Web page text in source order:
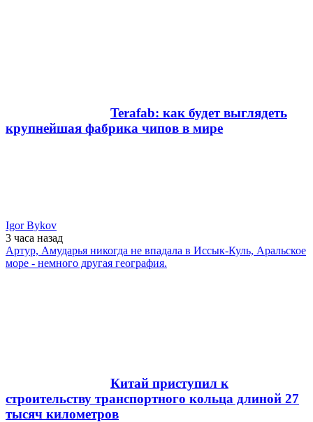
Terafab: как будет выглядеть
крупнейшая фабрика чипов в мире
Igor Bykov
3 часа назад
Артур, Амударья никогда не впадала в Иссык-Куль, Аральское
море - немного другая география.
Китай приступил к
строительству транспортного кольца длиной 27
тысяч километров